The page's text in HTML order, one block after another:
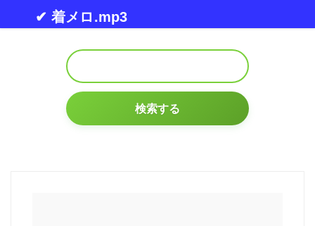
Skip to content
✔ 着メロ.mp3
検索する